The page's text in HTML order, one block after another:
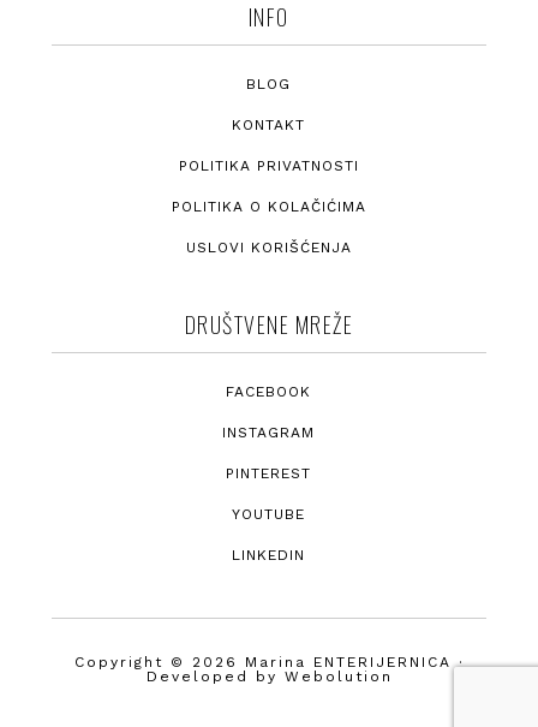
INFO
BLOG
KONTAKT
POLITIKA PRIVATNOSTI
POLITIKA O KOLAČIĆIMA
USLOVI KORIŠĆENJA
DRUŠTVENE MREŽE
FACEBOOK
INSTAGRAM
PINTEREST
YOUTUBE
LINKEDIN
Copyright © 2026 Marina ENTERIJERNICA ·
Developed by Webolution